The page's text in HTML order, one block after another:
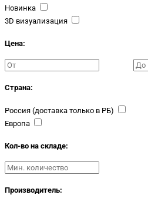
Новинка
3D визуализация
Цена:
Страна:
Россия (доставка только в РБ)
Европа
Кол-во на складе:
Производитель: